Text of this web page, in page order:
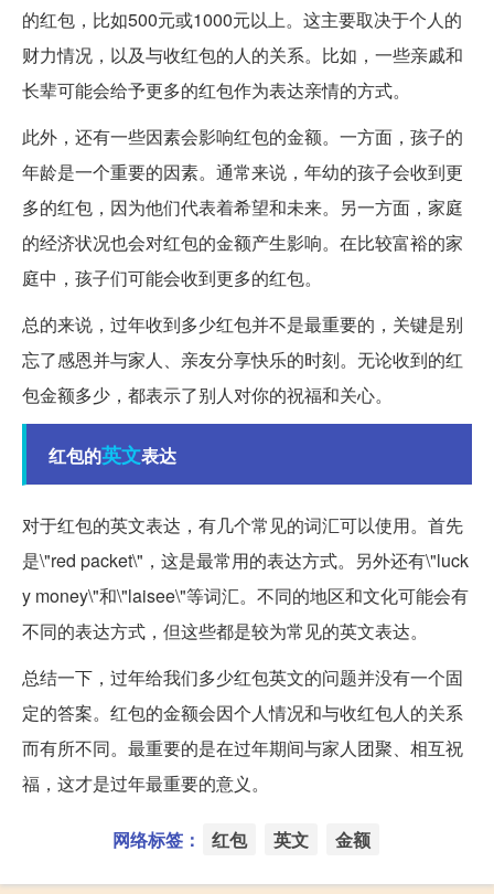
的红包，比如500元或1000元以上。这主要取决于个人的
财力情况，以及与收红包的人的关系。比如，一些亲戚和
长辈可能会给予更多的红包作为表达亲情的方式。
此外，还有一些因素会影响红包的金额。一方面，孩子的
年龄是一个重要的因素。通常来说，年幼的孩子会收到更
多的红包，因为他们代表着希望和未来。另一方面，家庭
的经济状况也会对红包的金额产生影响。在比较富裕的家
庭中，孩子们可能会收到更多的红包。
总的来说，过年收到多少红包并不是最重要的，关键是别
忘了感恩并与家人、亲友分享快乐的时刻。无论收到的红
包金额多少，都表示了别人对你的祝福和关心。
红包的英文表达
对于红包的英文表达，有几个常见的词汇可以使用。首先
是\"red packet\"，这是最常用的表达方式。另外还有\"luck
y money\"和\"laisee\"等词汇。不同的地区和文化可能会有
不同的表达方式，但这些都是较为常见的英文表达。
总结一下，过年给我们多少红包英文的问题并没有一个固
定的答案。红包的金额会因个人情况和与收红包人的关系
而有所不同。最重要的是在过年期间与家人团聚、相互祝
福，这才是过年最重要的意义。
网络标签： 红包 英文 金额